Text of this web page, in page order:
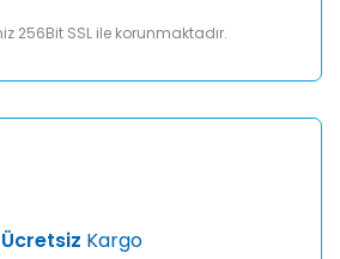
256Bit SSL ile korunmaktadır.
Ücretsiz Kargo